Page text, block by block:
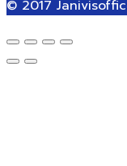
© 2017